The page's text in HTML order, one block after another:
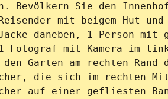
Bevölkern Sie den
mit beigem Hut
daneben, 1 Person mit
Fotograf mit Kamera im
Garten am rechten
die sich im rechten
auf einer gefliesten